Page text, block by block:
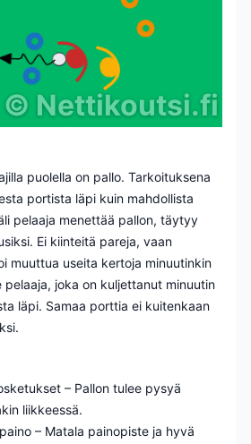
© Nettikoutsi.fi
puolella on pallo. Tarkoituksena
portista läpi kuin mahdollista
pelaaja menettää pallon, täytyy
Ei kiinteitä pareja, vaan
muuttua useita kertoja minuutinkin
pelaaja, joka on kuljettanut minuutin
läpi. Samaa porttia ei kuitenkaan
– Pallon tulee pysyä
liikkeessä.
– Matala painopiste ja hyvä